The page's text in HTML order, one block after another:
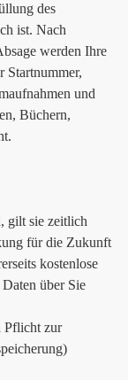
des
ist. Nach
werden Ihre
Startnummer,
und
Büchern,
gilt sie zeitlich
für die Zukunft
kostenlose
über Sie
Pflicht zur